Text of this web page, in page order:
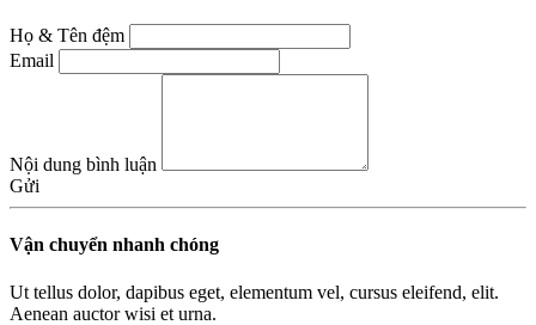
Họ & Tên đệm
Email
Nội dung bình luận
Gửi
Vận chuyển nhanh chóng
Ut tellus dolor, dapibus eget, elementum vel, cursus eleifend, elit.
Aenean auctor wisi et urna.